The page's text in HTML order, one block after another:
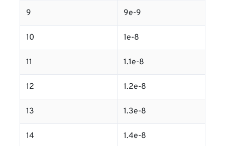
9 9e-9
10 1e-8
11 1.1e-8
12 1.2e-8
13 1.3e-8
14 1.4e-8